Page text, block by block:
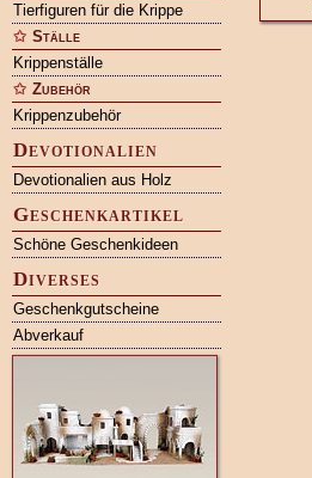
Tierfiguren für die Krippe
Ställe
Krippenställe
Zubehör
Krippenzubehör
Devotionalien
Devotionalien aus Holz
Geschenkartikel
Schöne Geschenkideen
Diverses
Geschenkgutscheine
Abverkauf